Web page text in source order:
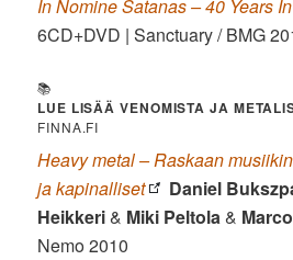
In Nomine Satanas – 40 Years
6CD+DVD | Sanctuary / BMG
📚
LUE LISÄÄ VENOMISTA JA
FINNA.FI
Heavy metal – Raskaan
ja kapinalliset
Daniel
Heikkeri& Miki Peltola& Marco
Nemo 2010